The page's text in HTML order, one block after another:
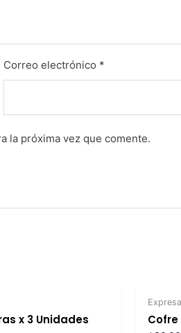
Correo electrónico *
la próxima vez que comente.
x 3 Unidades